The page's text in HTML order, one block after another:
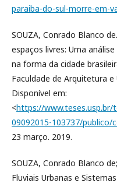
paraiba-do-sul-morre-em-
SOUZA, Conrado Blanco
espaços livres: Uma
na forma da cidade
Faculdade de Arquitetura e
Disponível em:
<https://www.teses.usp.br/
09092015-103737/publico/
23 março. 2019.
SOUZA, Conrado Blanco
Fluviais Urbanas e